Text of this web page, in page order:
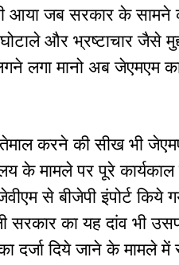
आया जब सरकार के सामने
और भ्रष्टाचार जैसे
लगा मानो अब जेएमएम
करने की सीख भी
के मामले पर पूरे
से बीजेपी इंपोर्ट किये
सरकार का यह दांव भी
का दर्जा दिये जाने के